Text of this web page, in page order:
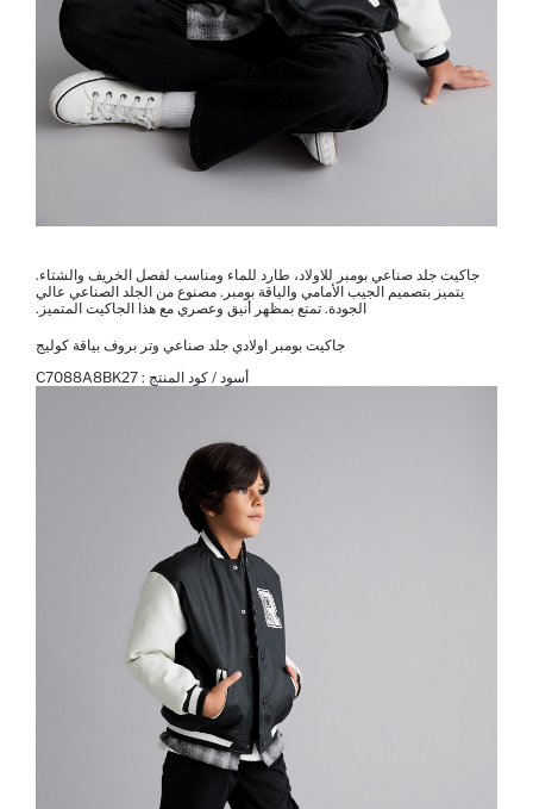
جاكيت جلد صناعي بومبر للاولاد، طارد للماء ومناسب لفصل الخريف والشتاء.
يتميز بتصميم الجيب الأمامي والياقة بومبر. مصنوع من الجلد الصناعي عالي
الجودة. تمتع بمظهر أنيق وعصري مع هذا الجاكيت المتميز.
جاكيت بومبر اولادي جلد صناعي وتر بروف بياقة كوليج
أسود / كود المنتج : C7088A8BK27